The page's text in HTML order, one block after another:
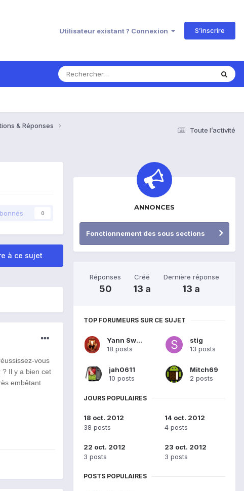
Utilisateur existant ? Connexion S’inscrire
Toute l’activité
& Réponses
0
à ce sujet
vous
Il y a bien cet
embêtant
ANNONCES
Fonctionnement des sous sections
Réponses
50
Créé
13 a
Dernière réponse
13 a
TOP FORUMEURS SUR CE SUJET
Yann Swano
18 posts
stig
13 posts
jah0611
10 posts
Mitch69
2 posts
JOURS POPULAIRES
18 oct. 2012
38 posts
14 oct. 2012
4 posts
22 oct. 2012
3 posts
23 oct. 2012
3 posts
POSTS POPULAIRES